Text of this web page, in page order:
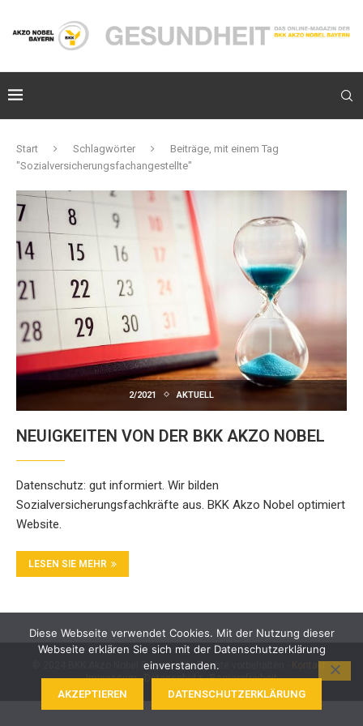
Start Schlagwörter
Beiträge, mit einem Tag
"Sozialversicherungsfachangestellte"
2/2021 AKTUELL
NEUIGKEITEN VON DER BKK AKZO NOBEL
Datenschutz: gut informiert. Wir bilden
Sozialversicherungsfachkräfte aus. BKK Akzo Nobel optimiert
Website.
LESEN SIE MEHR
© 2024 BKK Akzo Nobel Bayern. Alle Rechte vorbehalten -
Impressum- Datenschutz-Barrierefreiheit
Diese Webseite verwendet Cookies. Mit der Nutzung dieser
Webseite erklären Sie sich mit der Datenschutzerklärung
einverstanden.
AKZEPTIEREN DATENSCHUTZERKLÄRUNG